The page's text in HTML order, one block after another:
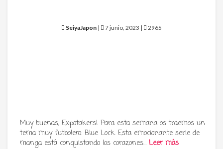
SeiyaJapon | 7 junio, 2023 | 2965
Muy buenas, Expotakers! Para esta semana os traemos un
tema muy futbolero: Blue Lock. Esta emocionante serie de
manga está conquistando los corazones… Leer más